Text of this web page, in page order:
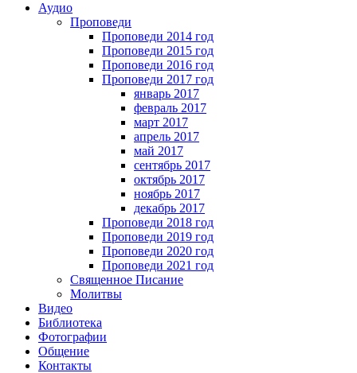
Аудио
Проповеди
Проповеди 2014 год
Проповеди 2015 год
Проповеди 2016 год
Проповеди 2017 год
январь 2017
февраль 2017
март 2017
апрель 2017
май 2017
сентябрь 2017
октябрь 2017
ноябрь 2017
декабрь 2017
Проповеди 2018 год
Проповеди 2019 год
Проповеди 2020 год
Проповеди 2021 год
Священное Писание
Молитвы
Видео
Библиотека
Фотографии
Общение
Контакты